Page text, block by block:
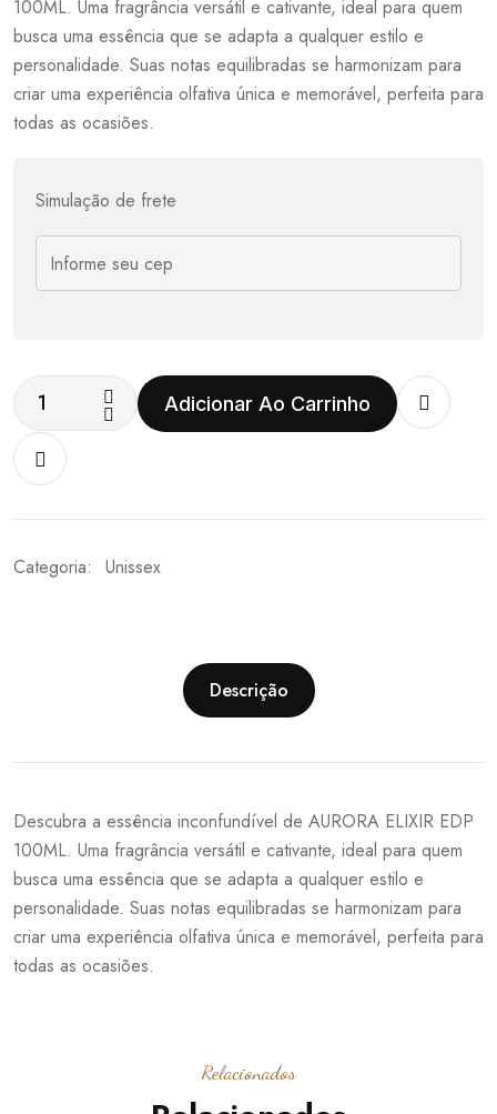
100ML. Uma fragrância versátil e cativante, ideal para quem
busca uma essência que se adapta a qualquer estilo e
personalidade. Suas notas equilibradas se harmonizam para
criar uma experiência olfativa única e memorável, perfeita para
todas as ocasiões.
Simulação de frete
Adicionar Ao Carrinho
Categoria: Unissex
Descrição
Descubra a essência inconfundível de AURORA ELIXIR EDP
100ML. Uma fragrância versátil e cativante, ideal para quem
busca uma essência que se adapta a qualquer estilo e
personalidade. Suas notas equilibradas se harmonizam para
criar uma experiência olfativa única e memorável, perfeita para
todas as ocasiões.
Relacionados